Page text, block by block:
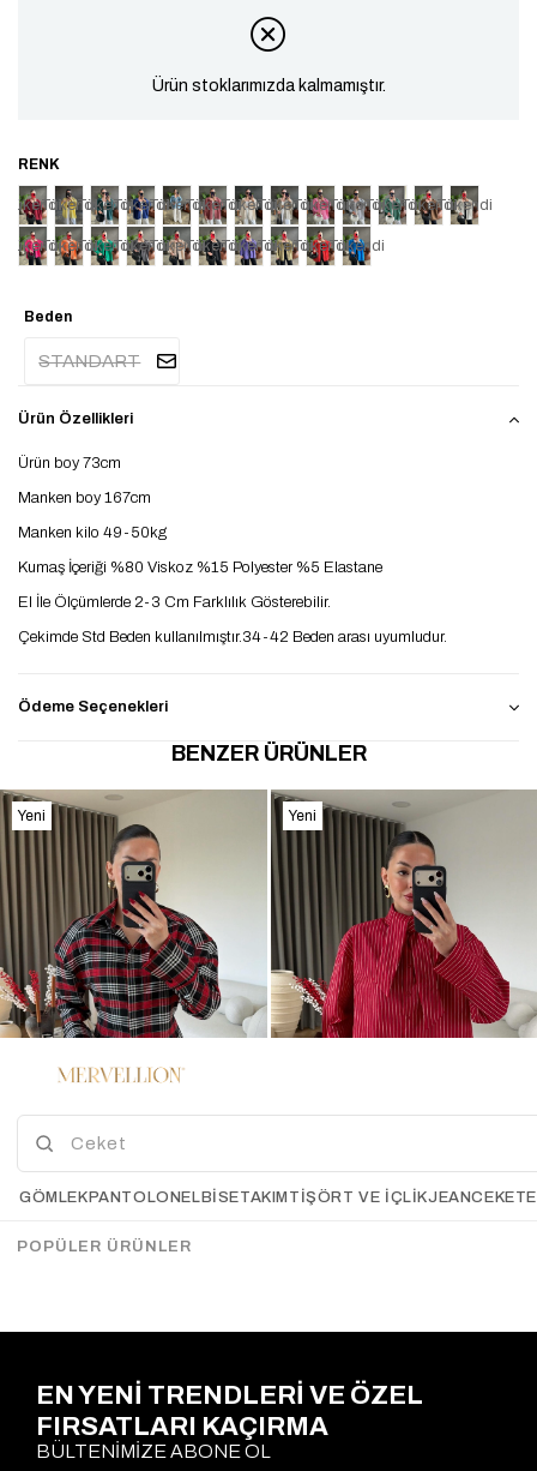
Ürün stoklarımızda kalmamıştır.
TükendiTükendiTükendiTükendiTükendiTükendiTükendiTükendiTükendiTükendiTükendiTükendiTükendi
TükendiTükendiTükendiTükendiTükendiTükendiTükendiTükendiTükendiTükendi
Beden
STANDART
Ürün Özellikleri
Ürün boy 73cm
Manken boy 167cm
Manken kilo 49-50kg
Kumaş İçeriği %80 Viskoz %15 Polyester %5 Elastane
El İle Ölçümlerde 2-3 Cm Farklılık Gösterebilir.
Çekimde Std Beden kullanılmıştır.34-42 Beden arası uyumludur.
Ödeme Seçenekleri
BENZER ÜRÜNLER
Gömlek RENKLİ
$16.43
$30.15
Yeni
Ürün
Love Çizgili Bağlamalı
Gömlek KIRMIZI
Yeni
Ürün
EN YENİ TRENDLERİ VE ÖZEL
FIRSATLARI KAÇIRMA
BÜLTENİMİZE ABONE OL
GÖMLEKPANTOLONELBİSETAKIM TIŞÖRT VE İÇLIKJEANCEKET
POPÜLER ÜRÜNLER